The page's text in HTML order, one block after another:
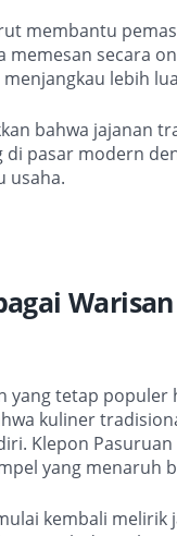
membantu
memesan secara
lebih
bahwa jajanan
di pasar modern
usaha.
yang tetap populer
kuliner
Klepon
yang menaruh
kembali melirik